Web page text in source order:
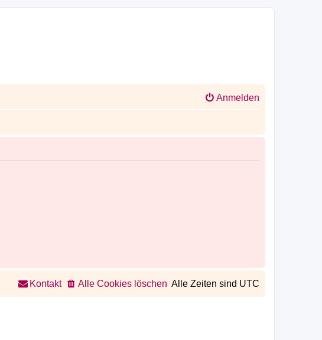
Anmelden
Alle Zeiten sind UTC
Alle Cookies löschen
Kontakt